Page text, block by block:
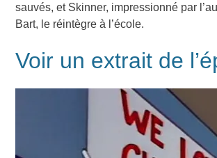
sauvés, et Skinner, impressionné par
Bart, le réintègre à l’école.
Voir un extrait de